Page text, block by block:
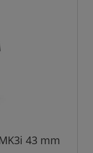
43 mm